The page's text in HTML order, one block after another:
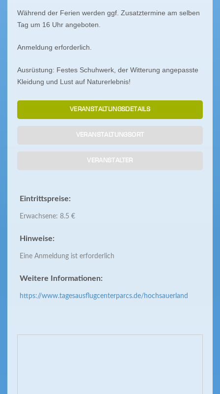
Während der Ferien werden ggf. Zusatztermine am selben
Tag um 16 Uhr angeboten.
Anmeldung erforderlich.
Ausrüstung: Festes Schuhwerk, der Witterung angepasste
Kleidung und Lust auf Naturerlebnis!
VERANSTALTUNGSDETAILS
VERANSTALTUNGSORT
VERANSTALTER
Eintrittspreise:
Erwachsene: 8.5 €
Hinweise:
Eine Anmeldung ist erforderlich
Weitere Informationen:
https://www.tagesausflugcenterparcs.de/hochsauerland